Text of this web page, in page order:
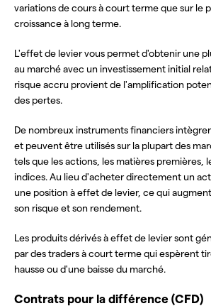
variations de cours à court terme que sur le
croissance à long terme.
L'effet de levier vous permet d'obtenir une
au marché avec un investissement initial
risque accru provient de l'amplification
des pertes.
De nombreux instruments financiers
et peuvent être utilisés sur la plupart des
tels que les actions, les matières premières,
indices. Au lieu d'acheter directement un
une position à effet de levier, ce qui
son risque et son rendement.
Les produits dérivés à effet de levier sont
par des traders à court terme qui espèrent
hausse ou d'une baisse du marché.
Contrats pour la différence (CFD)